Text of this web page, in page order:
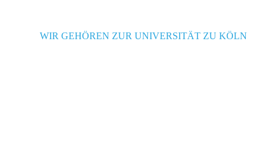
WIR GEHÖREN ZUR UNIVERSITÄT ZU KÖLN